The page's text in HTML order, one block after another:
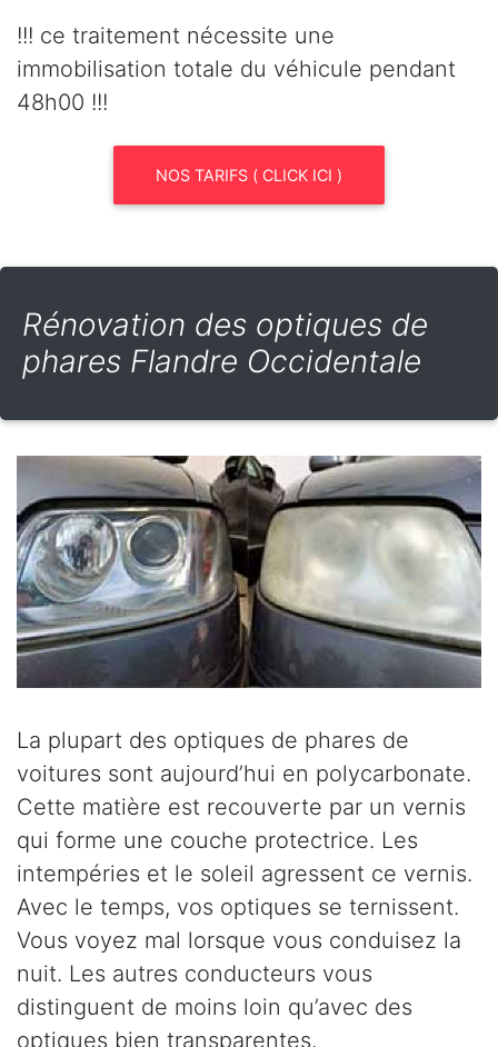
!!! ce traitement nécessite une
immobilisation totale du véhicule pendant
48h00 !!!
NOS TARIFS ( CLICK ICI )
Rénovation des optiques de
phares Flandre Occidentale
La plupart des optiques de phares de
voitures sont aujourd’hui en polycarbonate.
Cette matière est recouverte par un vernis
qui forme une couche protectrice. Les
intempéries et le soleil agressent ce vernis.
Avec le temps, vos optiques se ternissent.
Vous voyez mal lorsque vous conduisez la
nuit. Les autres conducteurs vous
distinguent de moins loin qu’avec des
optiques bien transparentes.